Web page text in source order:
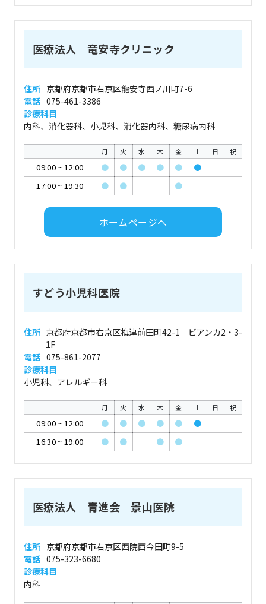
医療法人 竜安寺クリニック
住所 京都府京都市右京区龍安寺西ノ川町7-6
電話 075-461-3386
診療科目
内科、消化器科、小児科、消化器内科、糖尿病内科
月 火 水 木 金 土 日 祝
09:00~ 12:00 ● ● ● ● ●
●
17:00~ 19:30 ● ● ●
ホームページへ
すどう小児科医院
住所 京都府京都市右京区梅津前田町42-1 ビアンカ2・3-
1F
電話 075-861-2077
診療科目
小児科、アレルギー科
月 火 水 木 金 土 日 祝
09:00~ 12:00 ● ● ● ● ●
●
16:30~ 19:00 ● ● ● ●
医療法人 青進会 景山医院
住所 京都府京都市右京区西院西今田町9-5
電話 075-323-6680
診療科目
内科